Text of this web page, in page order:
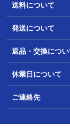
送料について
発送について
返品・交換につい
休業日について
ご連絡先